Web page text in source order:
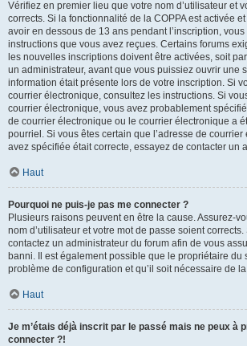
Vérifiez en premier lieu que votre nom d’utilisateur et
corrects. Si la fonctionnalité de la COPPA est activée
avoir en dessous de 13 ans pendant l’inscription,
instructions que vous avez reçues. Certains forums
les nouvelles inscriptions doivent être activées, soit
un administrateur, avant que vous puissiez ouvrir une
information était présente lors de votre inscription. Si
courrier électronique, consultez les instructions. Si
courrier électronique, vous avez probablement
de courrier électronique ou le courrier électronique a
pourriel. Si vous êtes certain que l’adresse de
avez spécifiée était correcte, essayez de contacter un
Haut
Pourquoi ne puis-je pas me connecter ?
Plusieurs raisons peuvent en être la cause. Assurez-
nom d’utilisateur et votre mot de passe soient corrects.
contactez un administrateur du forum afin de vous
banni. Il est également possible que le propriétaire du
problème de configuration et qu’il soit nécessaire de
Haut
Je m’étais déjà inscrit par le passé mais ne peux à
connecter ?!